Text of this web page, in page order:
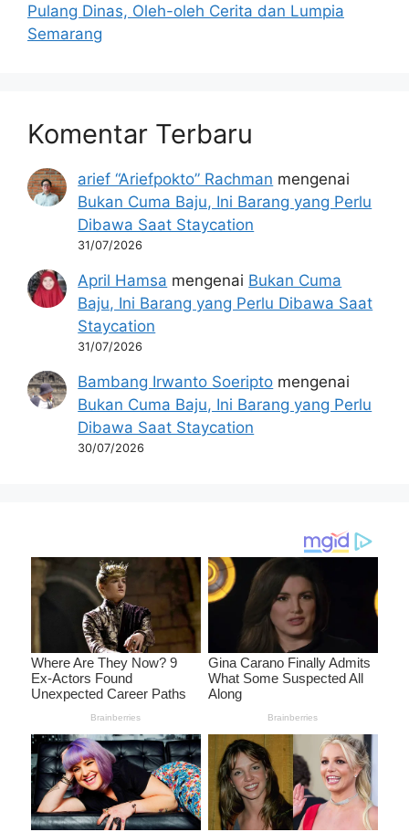
Pulang Dinas, Oleh-oleh Cerita dan Lumpia
Semarang
Komentar Terbaru
arief “Ariefpokto” Rachman mengenai
Bukan Cuma Baju, Ini Barang yang Perlu
Dibawa Saat Staycation
31/07/2026
April Hamsa mengenai Bukan Cuma
Baju, Ini Barang yang Perlu Dibawa Saat
Staycation
31/07/2026
Bambang Irwanto Soeripto mengenai
Bukan Cuma Baju, Ini Barang yang Perlu
Dibawa Saat Staycation
30/07/2026